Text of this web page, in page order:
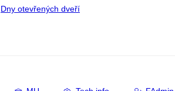
Dny otevřených dveří